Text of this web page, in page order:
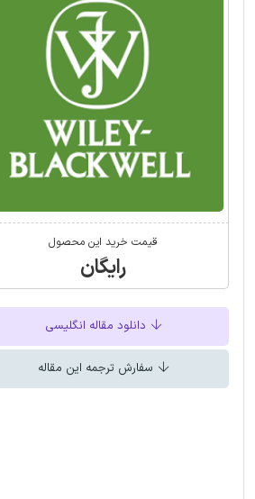
قیمت خرید این محصول
رایگان
دانلود مقاله انگلیسی
سفارش ترجمه این مقاله